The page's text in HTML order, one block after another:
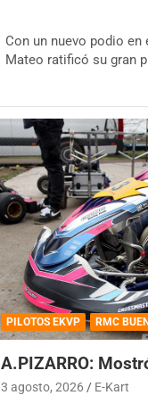
Con un nuevo podio en
Mateo ratificó su gran
PILOTOS EKVP RMC
A.PIZARRO:
3 agosto, 2026 E-Kart